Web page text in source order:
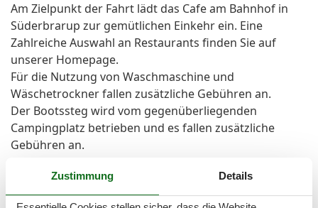
Am Zielpunkt der Fahrt lädt das Cafe am Bahnhof in
Süderbrarup zur gemütlichen Einkehr ein. Eine
Zahlreiche Auswahl an Restaurants finden Sie auf
unserer Homepage.
Für die Nutzung von Waschmaschine und
Wäschetrockner fallen zusätzliche Gebühren an.
Der Bootssteg wird vom gegenüberliegenden
Campingplatz betrieben und es fallen zusätzliche
Gebühren an.
Raumaufteilung
Zustimmung Details